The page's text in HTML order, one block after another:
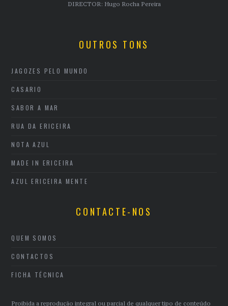
DIRECTOR: Hugo Rocha Pereira
OUTROS TONS
JAGOZES PELO MUNDO
CASARIO
SABOR A MAR
RUA DA ERICEIRA
NOTA AZUL
MADE IN ERICEIRA
AZUL ERICEIRA MENTE
CONTACTE-NOS
QUEM SOMOS
CONTACTOS
FICHA TÉCNICA
Proibida a reprodução integral ou parcial de qualquer tipo de conteúdo